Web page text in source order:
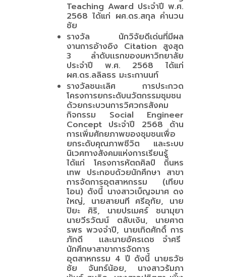
Teaching Award ประจำปี พ.ศ.
2568 ได้แก่ ผศ.ดร.สกุล คำนวน
ชัย
รางวัล นักวิจัยดีเด่นที่มีผล
งานการอ้างอิง Citation สูงสุด
3 ลำดับเเรกของมหาวิทยาลัย
ประจำปี พ.ศ. 2568 ได้แก่
ผศ.ดร.ลลิลธร มะระกานนท์
รางวัลชนะเลิศ การประกวด
โครงการยกระดับนวัตกรรมชุมชน
ด้วยกระบวนการวิศวกรสังคม
กิจกรรม Social Engineer
Concept ประจำปี 2568 ด้าน
การเพิ่มศักยภาพของชุมชนเพื่อ
ยกระดับคุณภาพชีวิต และระบบ
นิเวศทางสังคมแห่งการเรียนรู้
ได้แก่ โครงการหัตถศิลป์ ถิ่นหร
เทพ ประกอบด้วยนักศึกษา สาขา
การจัดการอุตสาหกรรม (เทียบ
โอน) ดังนี้ นางสาวเบ็ญจมาศ ดง
ใหญ่, นายสายนที ศรีอุทัย, นาย
ปิยะ ศิริ, นายปรเมศร์ ชนามุยา
นายวีรวัฒน์ ตลับเงิน, นายศาต
รพร พวงจําปี, นายเทิดศักดิ์ การ
ภักดี เเละนายอัครเดช จําศรี
นักศึกษาสาขาการจัดการ
อุตสาหกรรม 4 ปี ดังนี้ นายธวัช
ชัย จันทร์น้อย, นางสาวรัมภา